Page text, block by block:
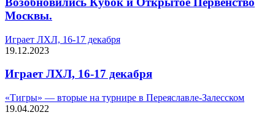
Москвы.
Играет ЛХЛ, 16-17 декабря
19.12.2023
Играет ЛХЛ, 16-17 декабря
«Тигры» — вторые на турнире в Переяславле-Залесском
19.04.2022